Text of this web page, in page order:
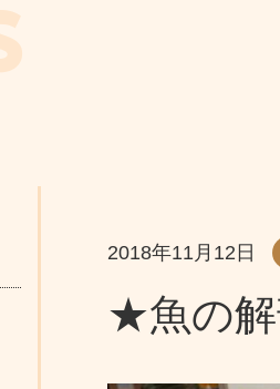
2018年11月12日
★魚の